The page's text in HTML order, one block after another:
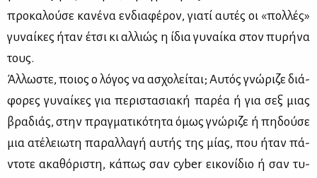
προ­κα­λού­σε κα­νέ­να εν­δια­φέ­ρον, για­τί αυ­τές οι «πολ­λές»
γυ­ναί­κες ήταν έτσι κι αλ­λιώς η ίδια γυ­ναί­κα στον πυ­ρή­να
τους.
Άλ­λω­στε, ποιος ο λό­γος να ασχο­λεί­ται; Αυ­τός γνώ­ρι­ζε διά­
φο­ρες γυ­ναί­κες για πε­ρι­στα­σια­κή πα­ρέα ή για σεξ μιας
βρα­διάς, στην πραγ­μα­τι­κό­τη­τα όμως γνώ­ρι­ζε ή πη­δού­σε
μια ατέ­λειω­τη πα­ραλ­λα­γή αυ­τής της μί­ας, που ήταν πά­
ντο­τε ακα­θό­ρι­στη, κά­πως σαν cyber ει­κο­νί­διο ή σαν τυ­